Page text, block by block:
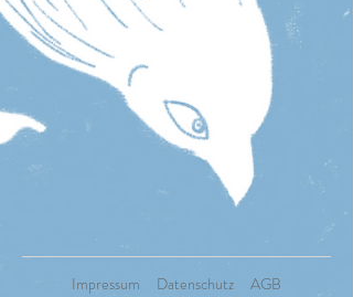
Impressum Datenschutz AGB